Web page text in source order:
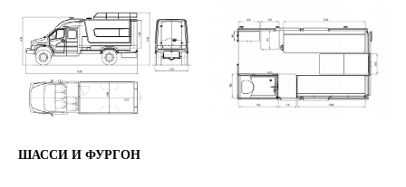
ШАССИ И ФУРГОН